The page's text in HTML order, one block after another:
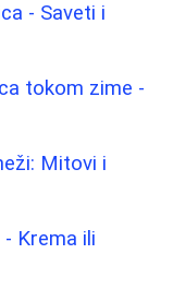
- Saveti i
tokom zime -
Mitovi i
Krema ili